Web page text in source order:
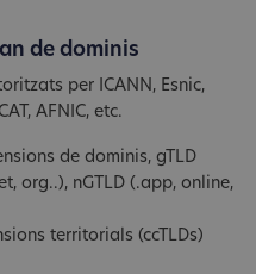
de dominis
per ICANN, Esnic,
AFNIC, etc.
de dominis, gTLD
org..), nGTLD (.app, online,
territorials (ccTLDs)